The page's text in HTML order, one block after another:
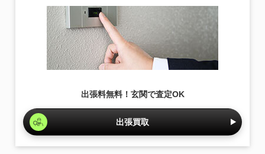
出張料無料！玄関で査定OK
出張買取